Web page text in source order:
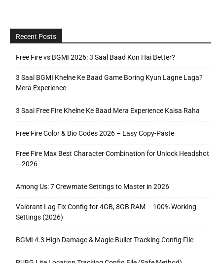
Recent Posts
Free Fire vs BGMI 2026: 3 Saal Baad Kon Hai Better?
3 Saal BGMI Khelne Ke Baad Game Boring Kyun Lagne Laga?
Mera Experience
3 Saal Free Fire Khelne Ke Baad Mera Experience Kaisa Raha
Free Fire Color & Bio Codes 2026 – Easy Copy-Paste
Free Fire Max Best Character Combination for Unlock Headshot
– 2026
Among Us: 7 Crewmate Settings to Master in 2026
Valorant Lag Fix Config for 4GB, 8GB RAM – 100% Working
Settings (2026)
BGMI 4.3 High Damage & Magic Bullet Tracking Config File